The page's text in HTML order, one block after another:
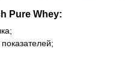
Pure Whey: